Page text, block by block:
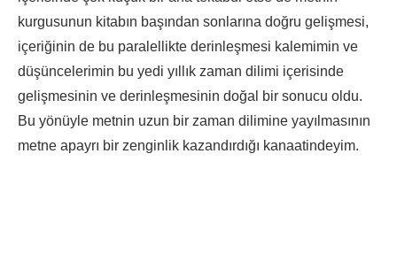
kurgusunun kitabın başından sonlarına doğru gelişmesi,
içeriğinin de bu paralellikte derinleşmesi kalemimin ve
düşüncelerimin bu yedi yıllık zaman dilimi içerisinde
gelişmesinin ve derinleşmesinin doğal bir sonucu oldu.
Bu yönüyle metnin uzun bir zaman dilimine yayılmasının
metne apayrı bir zenginlik kazandırdığı kanaatindeyim.